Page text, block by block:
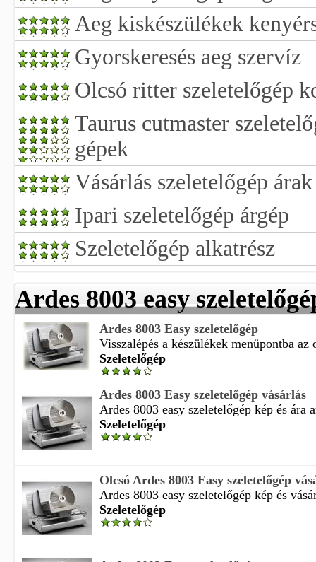
Aeg kiskészülékek
Gyorskeresés aeg szervíz
Olcsó ritter szeletelőgép
Taurus cutmaster
gépek
Vásárlás szeletelőgép árak
Ipari szeletelőgép árgép
Szeletelőgép alkatrész
Ardes 8003 easy
Ardes 8003 Easy szeletelőgép
Visszalépés a készülékek menüpontba
Szeletelőgép
Ardes 8003 Easy szeletelőgép vásárlás
Ardes 8003 easy szeletelőgép kép és ára
Szeletelőgép
Olcsó Ardes 8003 Easy szeletelőgép
Ardes 8003 easy szeletelőgép kép és
Szeletelőgép